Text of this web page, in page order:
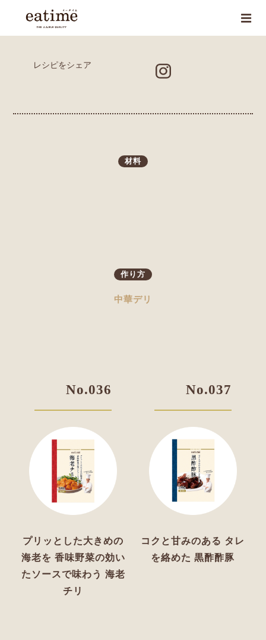
レシピをシェア
材料
作り方
中華デリ
No.036
プリッとした大きめの
海老を 香味野菜の効い
たソースで味わう 海老
チリ
No.037
コクと甘みのある タレ
を絡めた 黒酢酢豚